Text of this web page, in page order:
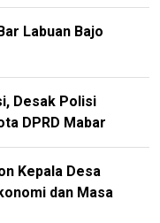
Labuan Bajo
Desak Polisi
DPRD Mabar
Kepala Desa
dan Masa